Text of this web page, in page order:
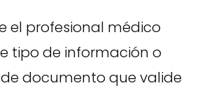
el profesional médico
tipo de información o
documento que valide